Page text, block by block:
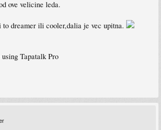
ove velicine leda.
to dreamer ili cooler,dalia je vec upitna.
Tapatalk Pro